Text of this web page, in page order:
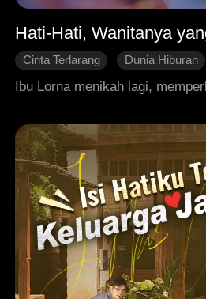
Hati-Hati, Wanitanya
Cinta Terlarang
Dunia Hiburan
Dimanja dengan Manis